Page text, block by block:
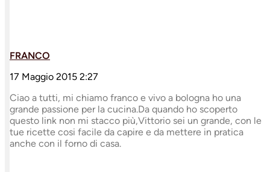
FRANCO
17 Maggio 2015 2:27
Ciao a tutti, mi chiamo franco e vivo a bologna ho una
grande passione per la cucina.Da quando ho scoperto
questo link non mi stacco più,Vittorio sei un grande, con le
tue ricette cosi facile da capire e da mettere in pratica
anche con il forno di casa.